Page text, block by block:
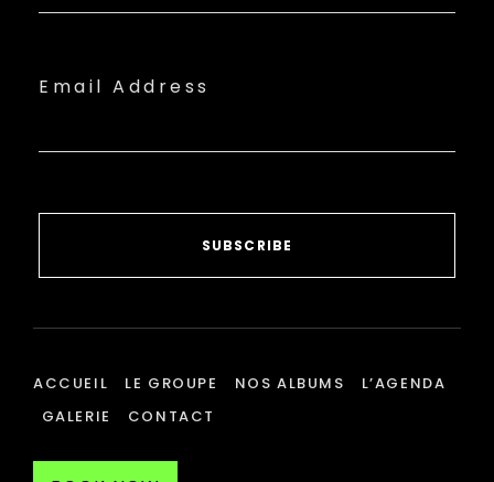
Email Address
SUBSCRIBE
ACCUEIL LE GROUPE NOS ALBUMS
L’AGENDA
GALERIE
CONTACT